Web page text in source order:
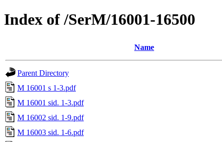
Index of /SerM/16001-16500
Name
Parent Directory
M 16001 s 1-3.pdf
M 16001 sid. 1-3.pdf
M 16002 sid. 1-9.pdf
M 16003 sid. 1-6.pdf